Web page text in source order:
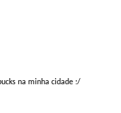
na minha cidade :/